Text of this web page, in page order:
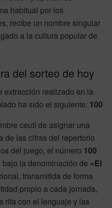
habitual por los
recibe un nombre singular
a la cultura popular de
del sorteo de hoy
extracción realizado en la
ha sido el siguiente: 100
ceutí de asignar una
de las cifras del repertorio
del juego, el número 100
la denominación de «El
transmitida de forma
propio a cada jornada,
rifa con el lenguaje y las